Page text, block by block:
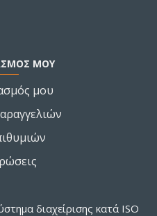
ΜΟΥ
μου
διαχείρισης κατά ISO